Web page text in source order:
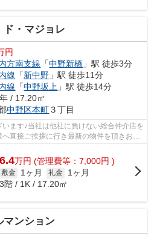
ド・マジョレ
円
方南支線 「中野新橋 」駅 徒歩3分
線 「新中野 」駅 徒歩11分
線 「中野坂上 」駅 徒歩14分
/ 17.20㎡
中野区本町３丁目
ます♪当社は他社に負けない総合仲介店を
直接ご挨拶に行き最新の物件を頂きお客
報は...
6.4万円 (管理費等：7,000円 )
敷金 1ヶ月 礼金
1ヶ月
3階 / 1K / 17.20㎡
マンション